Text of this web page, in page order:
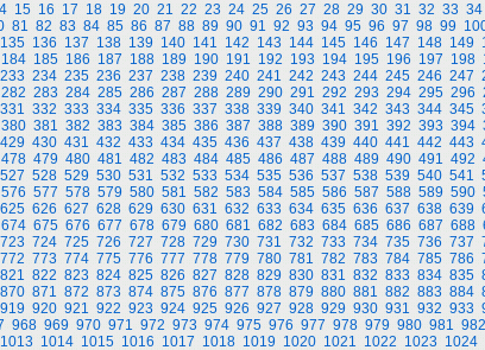
15 16 17 18 19 20 21 22 23 24 25 26 27 28 29 30 31 32 33 34
81 82 83 84 85 86 87 88 89 90 91 92 93 94 95 96 97 98 99
135 136 137 138 139 140 141 142 143 144 145 146 147 148 149
184 185 186 187 188 189 190 191 192 193 194 195 196 197 198
233 234 235 236 237 238 239 240 241 242 243 244 245 246 247
282 283 284 285 286 287 288 289 290 291 292 293 294 295 296
331 332 333 334 335 336 337 338 339 340 341 342 343 344 345
380 381 382 383 384 385 386 387 388 389 390 391 392 393 394
429 430 431 432 433 434 435 436 437 438 439 440 441 442 443
478 479 480 481 482 483 484 485 486 487 488 489 490 491 492
527 528 529 530 531 532 533 534 535 536 537 538 539 540 541
576 577 578 579 580 581 582 583 584 585 586 587 588 589 590
625 626 627 628 629 630 631 632 633 634 635 636 637 638 639
674 675 676 677 678 679 680 681 682 683 684 685 686 687 688
723 724 725 726 727 728 729 730 731 732 733 734 735 736 737
772 773 774 775 776 777 778 779 780 781 782 783 784 785 786
821 822 823 824 825 826 827 828 829 830 831 832 833 834 835
870 871 872 873 874 875 876 877 878 879 880 881 882 883 884
919 920 921 922 923 924 925 926 927 928 929 930 931 932 933
968 969 970 971 972 973 974 975 976 977 978 979 980 981 982
1013 1014 1015 1016 1017 1018 1019 1020 1021 1022 1023 1024